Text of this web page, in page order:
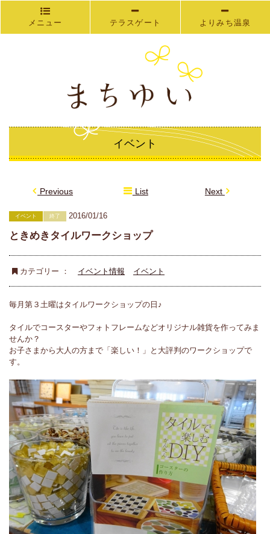
メニュー テラスゲート よりみち温泉
イベント
Previous List Next
イベント 終了 2016/01/16
ときめきタイルワークショップ
カテゴリー ： イベント情報 イベント
毎月第３土曜はタイルワークショップの日♪
タイルでコースターやフォトフレームなどオリジナル雑貨を作ってみま
せんか？
お子さまから大人の方まで「楽しい！」と大評判のワークショップで
す。